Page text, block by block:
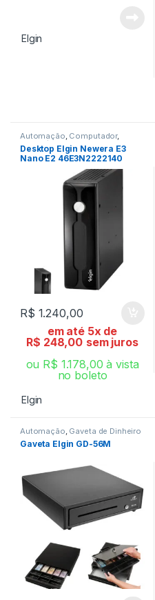
Elgin
Automação, Computador,
Informática
Desktop Elgin Newera E3
Nano E2 46E3N2222140
R$ 1.240,00
em até 5x de
R$ 248,00 sem juros
ou R$ 1.178,00 à vista
no boleto
Elgin
Automação Gaveta de Dinheiro
Gaveta Elgin GD-56M